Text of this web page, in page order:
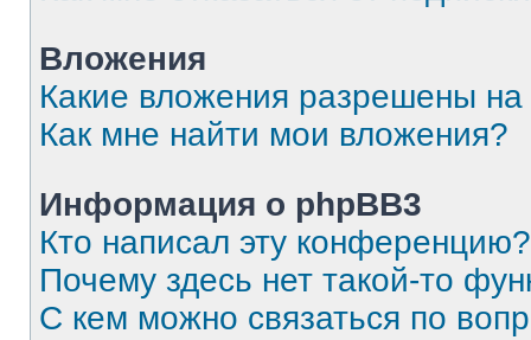
Вложения
Какие вложения разрешены
Как мне найти мои вложения?
Информация о phpBB3
Кто написал эту конференцию?
Почему здесь нет такой-то
С кем можно связаться по